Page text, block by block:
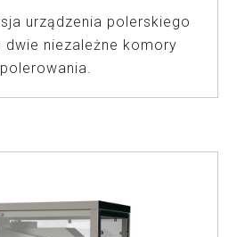
urządzenia polerskiego
dwie niezależne komory
polerowania.